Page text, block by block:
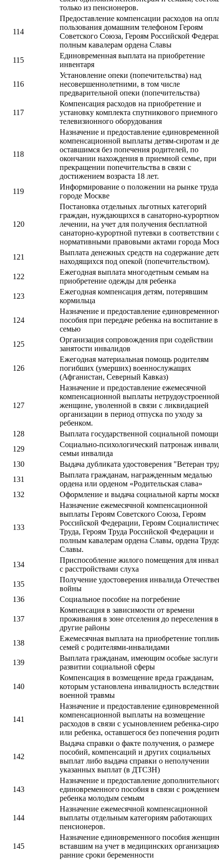
только из пенсионеров.
114
Предоставление компенсации расходов на
пользования домашним телефоном Героям
Советского Союза, Героям Российской
полным кавалерам ордена Славы
115
Единовременная выплата на приобретение
инвентаря
116
Установление опеки (попечительства) над
несовершеннолетними, в том числе
предварительной опеки (попечительства)
117
Компенсация расходов на приобретение и
установку комплекта спутникового приемного
телевизионного оборудования
118
Назначение и предоставление единовременной
компенсационной выплаты детям-сиротам и
оставшимся без попечения родителей, по
окончании нахождения в приемной семье, при
прекращении попечительства в связи с
достижением возраста 18 лет.
119
Информирование о положении на рынке
городе Москве
120
Постановка отдельных льготных категорий
граждан, нуждающихся в санаторно-
лечении, на учет для получения бесплатной
санаторно-курортной путевки в соответствии с
нормативными правовыми актами города
121
Выплата денежных средств на содержание
находящихся под опекой (попечительством).
122
Ежегодная выплата многодетным семьям на
приобретение одежды для ребенка
123
Ежегодная компенсация детям, потерявшим
кормильца
124
Назначение и предоставление
пособия при передаче ребенка на воспитание в
семью
125
Организация сопровождения при содействии
занятости инвалидов
126
Ежегодная материальная помощь родителям
погибших (умерших) военнослужащих
(Афганистан, Северный Кавказ)
127
Назначение и предоставление ежемесячной
компенсационной выплаты нетрудоустроенной
женщине, уволенной в связи с ликвидацией
организации в период отпуска по уходу за
ребенком.
128
Выплата государственной социальной помощи
129
Социально-психологический патронаж
семьи инвалида
130
Выдача дубликата удостоверения "Ветеран
131
Выплата гражданам, награжденным медалью
ордена или орденом «Родительская слава»
132
Оформление и выдача социальной карты
133
Назначение ежемесячной компенсационной
выплаты Героям Советского Союза, Героям
Российской Федерации, Героям
Труда, Героям Труда Российской Федерации и
полным кавалерам ордена Славы, ордена
Славы.
134
Приспособление жилого помещения для
с расстройствами слуха
135
Получение удостоверения инвалида
войны
136
Социальное пособие на погребение
137
Компенсация в зависимости от времени
проживания в зоне отселения до переселения в
другие районы
138
Ежемесячная выплата на приобретение
семей с родителями-инвалидами
139
Выплата гражданам, имеющим особые
развитии социальной сферы
140
Компенсация в возмещение вреда гражданам,
которым установлена инвалидность
военной травмы
141
Назначение и предоставление единовременной
компенсационной выплаты на возмещение
расходов в связи с усыновлением ребенка-
или ребенка, оставшегося без попечения
142
Выдача справки о факте получения, о размере
пособий, компенсаций и других социальных
выплат либо выдача справки о неполучении
указанных выплат (в ДТСЗН)
143
Назначение и предоставление
единовременного пособия в связи с рождением
ребенка молодым семьям
144
Назначение ежемесячной компенсационной
выплаты отдельным категориям работающих
пенсионеров.
145
Назначение единовременного пособия
вставшим на учет в медицинских
ранние сроки беременности